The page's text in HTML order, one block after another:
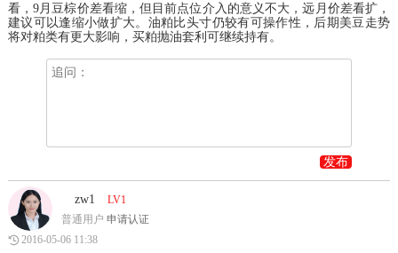
看，9月豆棕价差看缩，但目前点位介入的意义不大，远月价差看扩，
建议可以逢缩小做扩大。油粕比头寸仍较有可操作性，后期美豆走势
将对粕类有更大影响，买粕抛油套利可继续持有。
发布
zw1
LV1
普通用户 申请认证
2016-05-06 11:38